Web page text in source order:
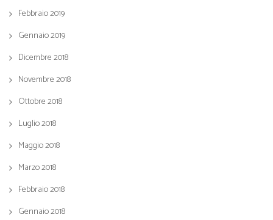
Febbraio 2019
Gennaio 2019
Dicembre 2018
Novembre 2018
Ottobre 2018
Luglio 2018
Maggio 2018
Marzo 2018
Febbraio 2018
Gennaio 2018